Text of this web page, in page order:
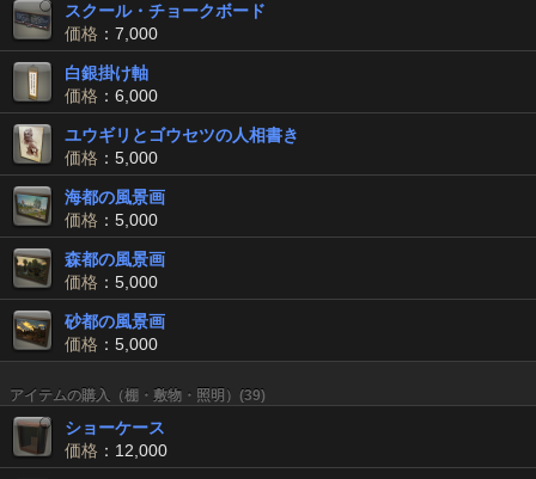
スクール・チョークボード
価格 ：7,000
白銀掛け軸
価格 ：6,000
ユウギリとゴウセツの人相書き
価格 ：5,000
海都の風景画
価格 ：5,000
森都の風景画
価格 ：5,000
砂都の風景画
価格 ：5,000
アイテムの購入（棚・敷物・照明）(39)
ショーケース
価格 ：12,000